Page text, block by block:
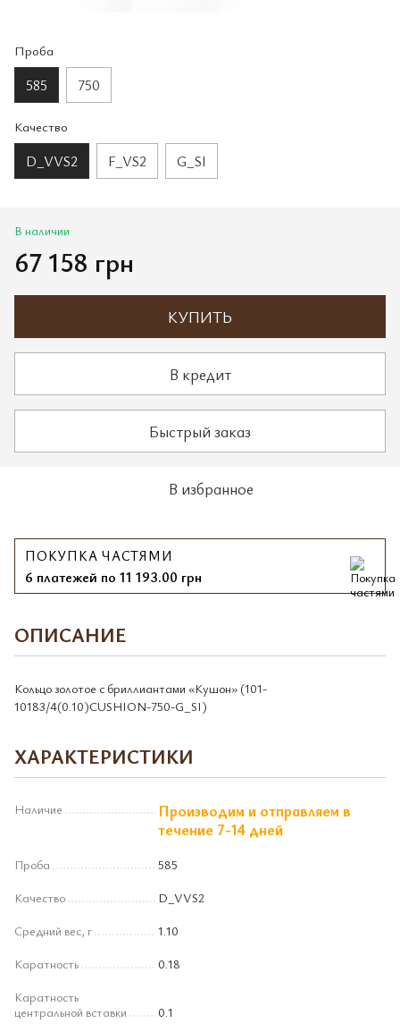
Проба
585 750
Качество
D_VVS2 F_VS2 G_SI
В наличии
67 158 грн
КУПИТЬ
В кредит
Быстрый заказ
В избранное
ПОКУПКА ЧАСТЯМИ
6 платежей по 11 193.00 грн
ОПИСАНИЕ
Кольцо золотое с бриллиантами «Кушон» (101-
10183/4(0.10)CUSHION-750-G_SI)
ХАРАКТЕРИСТИКИ
Наличие
Производим и отправляем в
течение 7-14 дней
Проба
585
Качество
D_VVS2
Средний вес, г
1.10
Каратность
0.18
Каратность
центральной вставки
0.1